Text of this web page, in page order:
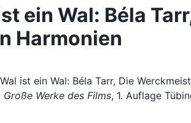
ein Wal: Béla
Harmonien
ist ein Wal: Béla Tarr, Die
Große Werke des Films, 1. Auflage